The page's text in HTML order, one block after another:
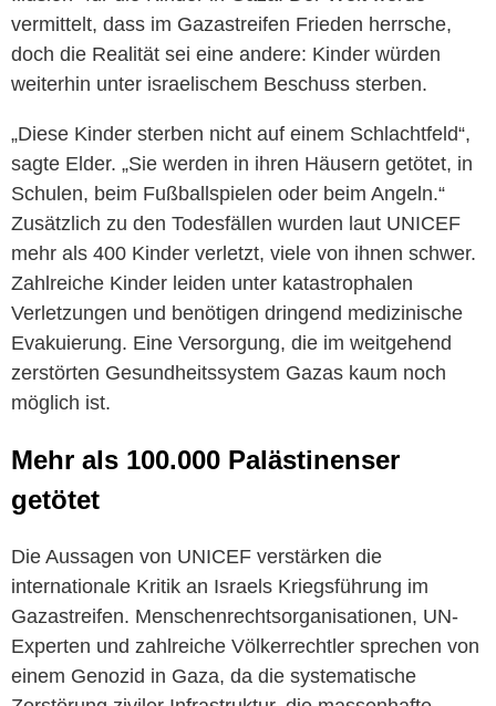
vermittelt, dass im Gazastreifen Frieden herrsche,
doch die Realität sei eine andere: Kinder würden
weiterhin unter israelischem Beschuss sterben.
„Diese Kinder sterben nicht auf einem Schlachtfeld“,
sagte Elder. „Sie werden in ihren Häusern getötet, in
Schulen, beim Fußballspielen oder beim Angeln.“
Zusätzlich zu den Todesfällen wurden laut UNICEF
mehr als 400 Kinder verletzt, viele von ihnen schwer.
Zahlreiche Kinder leiden unter katastrophalen
Verletzungen und benötigen dringend medizinische
Evakuierung. Eine Versorgung, die im weitgehend
zerstörten Gesundheitssystem Gazas kaum noch
möglich ist.
Mehr als 100.000 Palästinenser
getötet
Die Aussagen von UNICEF verstärken die
internationale Kritik an Israels Kriegsführung im
Gazastreifen. Menschenrechtsorganisationen, UN-
Experten und zahlreiche Völkerrechtler sprechen von
einem Genozid in Gaza, da die systematische